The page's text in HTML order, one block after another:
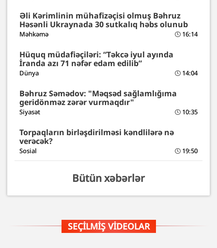
Əli Kərimlinin mühafizəçisi olmuş Bəhruz
Həsənli Ukraynada 30 sutkalıq həbs olunub
Məhkəmə 16:14
Hüquq müdafiəçiləri: “Təkcə iyul ayında
İranda azı 71 nəfər edam edilib”
Dünya 14:04
Bəhruz Səmədov: "Məqsəd sağlamlığıma
geridönməz zərər vurmaqdır"
Siyasət 10:35
Torpaqların birləşdirilməsi kəndlilərə nə
verəcək?
Sosial 19:50
Bütün xəbərlər
SEÇILMIŞ VIDEOLAR